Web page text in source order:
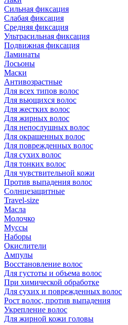
Сильная фиксация
Слабая фиксация
Средняя фиксация
Ультрасильная фиксация
Подвижная фиксация
Ламинаты
Лосьоны
Маски
Антивозрастные
Для всех типов волос
Для вьющихся волос
Для жестких волос
Для жирных волос
Для непослушных волос
Для окрашенных волос
Для поврежденных волос
Для сухих волос
Для тонких волос
Для чувствительной кожи
Против выпадения волос
Солнцезащитные
Travel-size
Масла
Молочко
Муссы
Наборы
Окислители
Ампулы
Восстановление волос
Для густоты и объема волос
При химической обработке
Для сухих и поврежденных волос
Рост волос, против выпадения
Укрепление волос
Для жирной кожи головы